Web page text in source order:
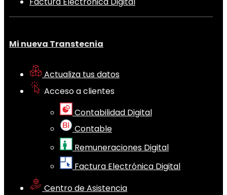
Mi nueva Transtecnia
Actualiza tus datos
Acceso a clientes
Contabilidad Digital
Contable
Remuneraciones Digital
Factura Electrónica Digital
Centro de Asistencia